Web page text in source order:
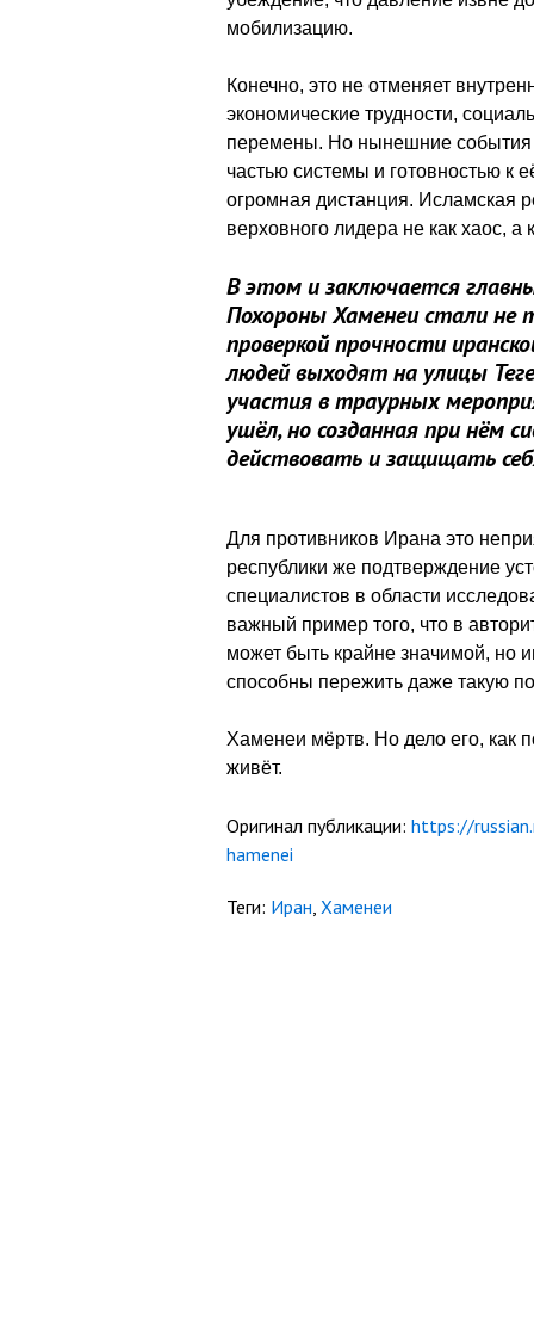
мобилизацию.
Конечно, это не отменяет
экономические трудности,
перемены. Но нынешние события
частью системы и готовностью к
огромная дистанция. Исламская
верховного лидера не как хаос,
В этом и заключается
Похороны Хаменеи стали не
проверкой прочности
людей выходят на улицы
участия в траурных
ушёл, но созданная при нём
действовать и защищать
Для противников Ирана это
республики же подтверждение
специалистов в области
важный пример того, что в
может быть крайне значимой, но
способны пережить даже такую
Хаменеи мёртв. Но дело его, как
живёт.
Оригинал публикации: https://
hamenei
Теги: Иран Хаменеи